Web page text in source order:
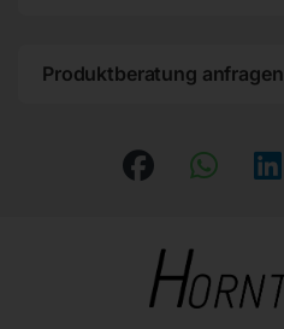
Produktberatung anfragen